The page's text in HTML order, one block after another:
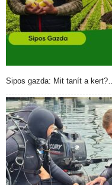
Sipos gazda: Mit tanít a kert?…